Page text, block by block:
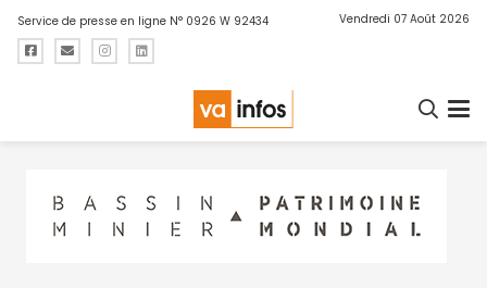
Service de presse en ligne N° 0926 W 92434 Vendredi 07 Août 2026